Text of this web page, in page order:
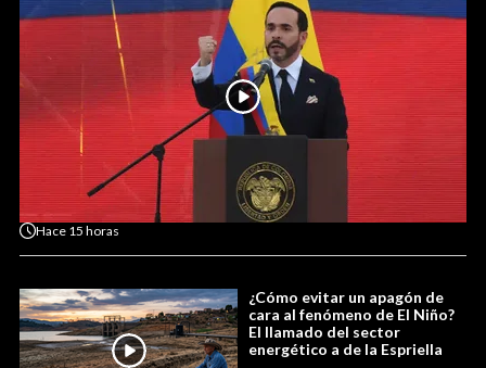
Hace 15 horas
¿Cómo evitar un apagón de
cara al fenómeno de El Niño?
El llamado del sector
energético a de la Espriella